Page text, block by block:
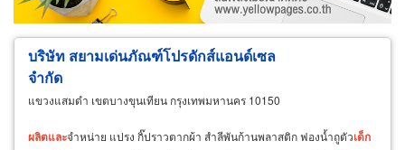
ผู้ส่งออก/นำเข้า
ธุรกิจบริการ
บริษัท สยามเด่นภัณฑ์โปรดักส์แอนด์เซล
จำกัด
แขวงแสมดำ เขตบางขุนเทียน กรุงเทพมหานคร 10150
ผลิตและจำหน่าย แปรง กิ๊ปราวตากผ้า สำลีพันก้านพลาสติก ฟองน้ำถูตัวเด็ก